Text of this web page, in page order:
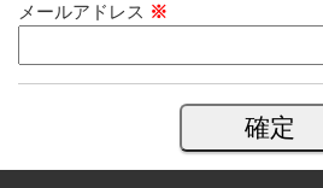
メールアドレス ※